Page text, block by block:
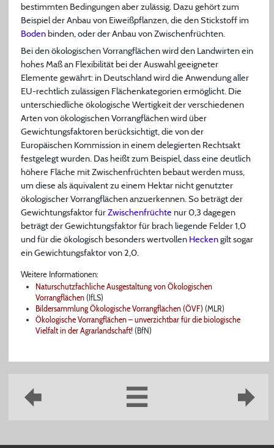
bestimmten Bedingungen aber zulässig. Dazu gehört zum
Beispiel der Anbau von Eiweißpflanzen, die den Stickstoff im
Bodenbinden, oder der Anbau von Zwischenfrüchten.
Bei den ökologischen Vorrangflächen wird den Landwirten ein
hohes Maß an Flexibilität bei der Auswahl geeigneter
Elemente gewährt: in Deutschland wird die Anwendung aller
EU-rechtlich zulässigen Flächenkategorien ermöglicht. Die
unterschiedliche ökologische Wertigkeit der verschiedenen
Arten von ökologischen Vorrangflächen wird über
Gewichtungsfaktoren berücksichtigt, die von der
Europäischen Kommission in einem delegierten Rechtsakt
festgelegt wurden. Das heißt zum Beispiel, dass eine deutlich
höhere Fläche mit Zwischenfrüchten bebaut werden muss,
um diese als äquivalent zu einem Hektar nicht genutzter
ökologischer Vorrangflächen anzuerkennen. So beträgt der
Gewichtungsfaktor fürZwischenfrüchte nur 0,3 dagegen
beträgt der Gewichtungsfaktor für brach liegende Felder 1,0
und für die ökologisch besonders wertvollen Heckengilt sogar
ein Gewichtungsfaktor von 2,0.
Weitere Informationen:
Naturschutzfachliche Ausgestaltung von Ökologischen
Vorrangflächen (IfLS)
Bildersammlung Ökologische Vorrangflächen (ÖVF) (MLR)
Ökologische Vorrangflächen – unverzichtbar für die biologische
Vielfalt in der Agrarlandschaft! (BfN)